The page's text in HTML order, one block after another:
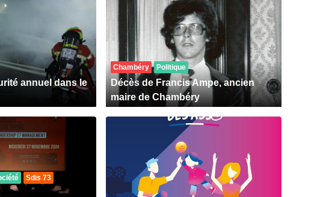
annuel dans le
Chambéry Politique
Décès de Francis Ampe, ancien
maire de Chambéry
Sdis 73